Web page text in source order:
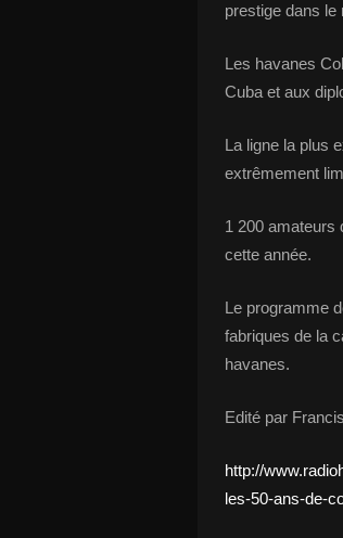
prestige dans le
Les havanes
Cuba et aux
La ligne la plus
extrêmement
1 200 amateurs
cette année.
Le programme
fabriques de la
havanes.
Edité par
http://
les-50-ans-de-